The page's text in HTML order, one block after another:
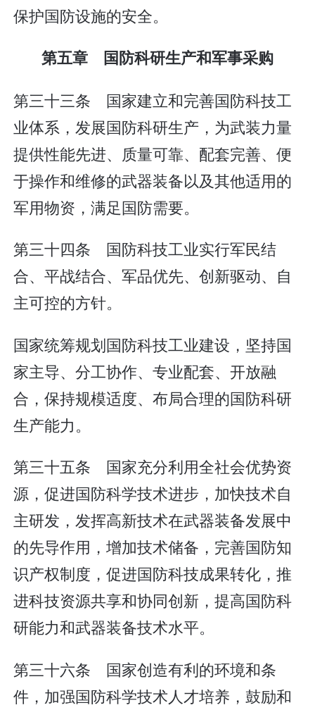
保护国防设施的安全。
第五章 国防科研生产和军事采购
第三十三条 国家建立和完善国防科技工
业体系，发展国防科研生产，为武装力量
提供性能先进、质量可靠、配套完善、便
于操作和维修的武器装备以及其他适用的
军用物资，满足国防需要。
第三十四条 国防科技工业实行军民结
合、平战结合、军品优先、创新驱动、自
主可控的方针。
国家统筹规划国防科技工业建设，坚持国
家主导、分工协作、专业配套、开放融
合，保持规模适度、布局合理的国防科研
生产能力。
第三十五条 国家充分利用全社会优势资
源，促进国防科学技术进步，加快技术自
主研发，发挥高新技术在武器装备发展中
的先导作用，增加技术储备，完善国防知
识产权制度，促进国防科技成果转化，推
进科技资源共享和协同创新，提高国防科
研能力和武器装备技术水平。
第三十六条 国家创造有利的环境和条
件，加强国防科学技术人才培养，鼓励和